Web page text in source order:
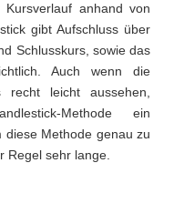
anhand von
gibt Aufschluss über
Schlusskurs, sowie das
Auch wenn die
recht leicht aussehen,
Methode ein
diese Methode genau zu
Regel sehr lange.